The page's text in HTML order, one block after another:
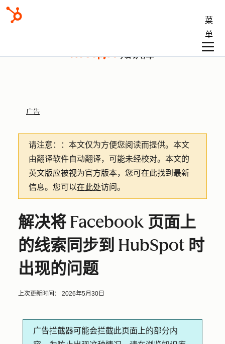
菜
单
知识库
广告
请注意： ：本文仅为方便您阅读而提供。 本文
由翻译软件自动翻译，可能未经校对。本文的
英文版应被视为官方版本，您可在此找到最新
信息。您可以在此处访问。
解决将 Facebook 页面上
的线索同步到 HubSpot 时
出现的问题
上次更新时间： 2026年5月30日
广告拦截器可能会拦截此页面上的部分内